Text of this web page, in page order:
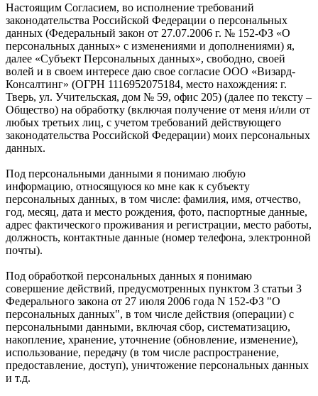
Настоящим Согласием, во исполнение требований
законодательства Российской Федерации о персональных
данных (Федеральный закон от 27.07.2006 г. № 152-ФЗ «О
персональных данных» с изменениями и дополнениями) я,
далее «Субъект Персональных данных», свободно, своей
волей и в своем интересе даю свое согласие ООО «Визард-
Консалтинг» (ОГРН 1116952075184, место нахождения: г.
Тверь, ул. Учительская, дом № 59, офис 205) (далее по тексту –
Общество) на обработку (включая получение от меня и/или от
любых третьих лиц, с учетом требований действующего
законодательства Российской Федерации) моих персональных
данных.
Под персональными данными я понимаю любую
информацию, относящуюся ко мне как к субъекту
персональных данных, в том числе: фамилия, имя, отчество,
год, месяц, дата и место рождения, фото, паспортные данные,
адрес фактического проживания и регистрации, место работы,
должность, контактные данные (номер телефона, электронной
почты).
Под обработкой персональных данных я понимаю
совершение действий, предусмотренных пунктом 3 статьи 3
Федерального закона от 27 июля 2006 года N 152-ФЗ "О
персональных данных", в том числе действия (операции) с
персональными данными, включая сбор, систематизацию,
накопление, хранение, уточнение (обновление, изменение),
использование, передачу (в том числе распространение,
предоставление, доступ), уничтожение персональных данных
и т.д.